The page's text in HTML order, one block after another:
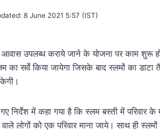
8 June 2021 5:57 (IST)
आवास उपलब्ध कराये जाने के योजना पर काम शुरू
सर्वे किया जायेगा जिसके बाद स्लमों का डाटा
गए निर्देश में कहा गया है कि स्लम बस्ती में परिवार
लोगों को एक परिवार माना जाये। साथ ही स्लमों